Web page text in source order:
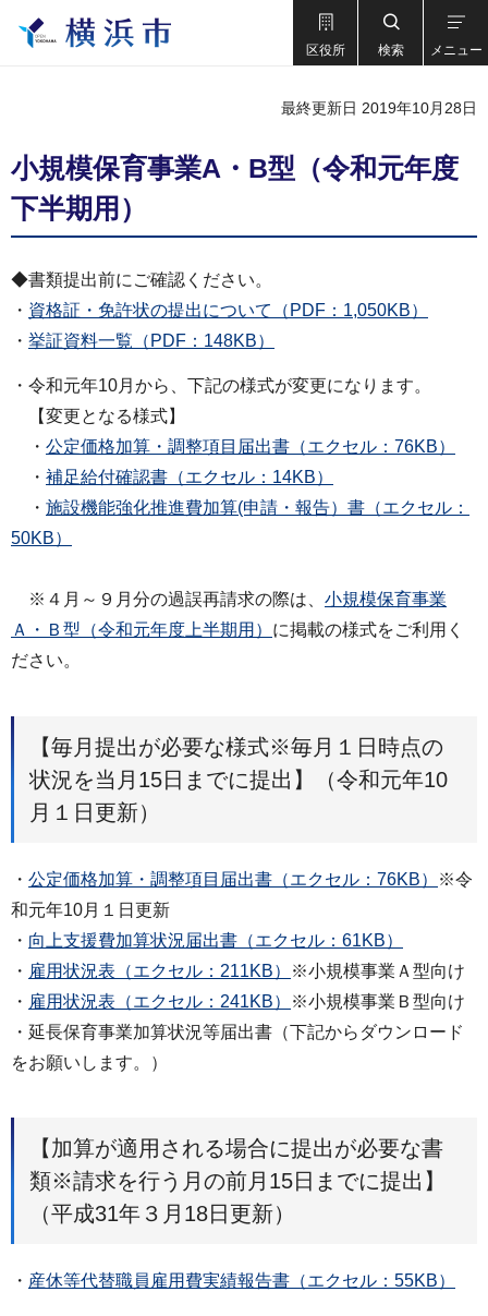
区役所 検索 メニュー
最終更新日 2019年10月28日
小規模保育事業A・B型（令和元年度
下半期用）
◆書類提出前にご確認ください。
・ 資格証・免許状の提出について（PDF：1,050KB）
・ 挙証資料一覧（PDF：148KB）
・令和元年10月から、下記の様式が変更になります。
【変更となる様式】
・ 公定価格加算・調整項目届出書（エクセル：76KB）
・ 補足給付確認書（エクセル：14KB）
・ 施設機能強化推進費加算(申請・報告）書（エクセル：
50KB）
※４月～９月分の過誤再請求の際は、 小規模保育事業
Ａ・Ｂ型（令和元年度上半期用） に掲載の様式をご利用く
ださい。
【毎月提出が必要な様式※毎月１日時点の
状況を当月15日までに提出】（令和元年10
月１日更新）
・ 公定価格加算・調整項目届出書（エクセル：76KB）
※令
和元年10月１日更新
・ 向上支援費加算状況届出書（エクセル：61KB）
・ 雇用状況表（エクセル：211KB）
※小規模事業Ａ型向け
・ 雇用状況表（エクセル：241KB）
※小規模事業Ｂ型向け
・延長保育事業加算状況等届出書（下記からダウンロード
をお願いします。）
【加算が適用される場合に提出が必要な書
類※請求を行う月の前月15日までに提出】
（平成31年３月18日更新）
・ 産休等代替職員雇用費実績報告書（エクセル：55KB）